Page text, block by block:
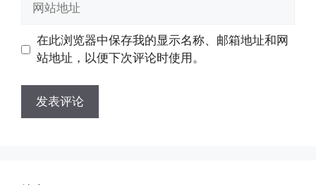
址
址
在此浏览器中保存我的显示名称、邮箱地址和网
站地址，以便下次评论时使用。